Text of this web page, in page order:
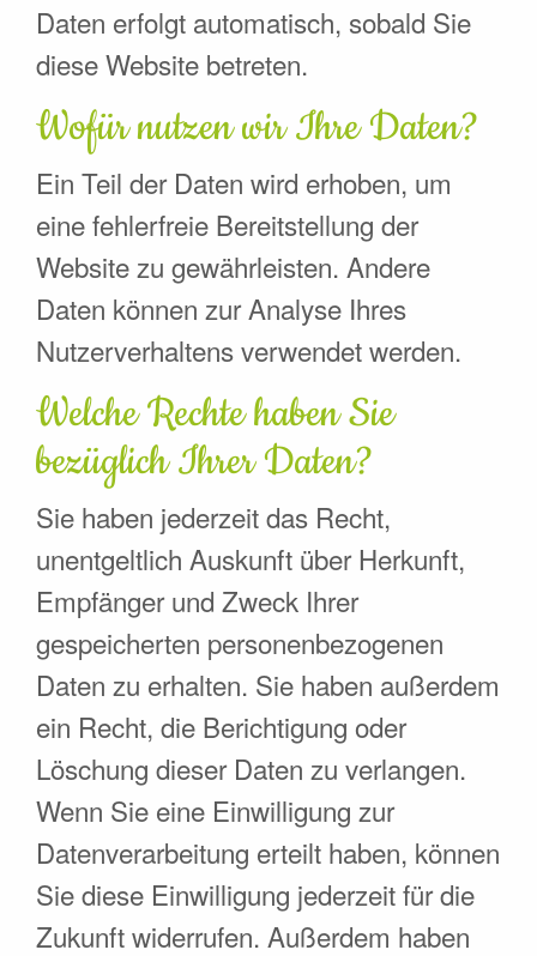
Daten erfolgt automatisch, sobald Sie
diese Website betreten.
Wofür nutzen wir Ihre Daten?
Ein Teil der Daten wird erhoben, um
eine fehlerfreie Bereitstellung der
Website zu gewährleisten. Andere
Daten können zur Analyse Ihres
Nutzerverhaltens verwendet werden.
Welche Rechte haben Sie
bezüglich Ihrer Daten?
Sie haben jederzeit das Recht,
unentgeltlich Auskunft über Herkunft,
Empfänger und Zweck Ihrer
gespeicherten personenbezogenen
Daten zu erhalten. Sie haben außerdem
ein Recht, die Berichtigung oder
Löschung dieser Daten zu verlangen.
Wenn Sie eine Einwilligung zur
Datenverarbeitung erteilt haben, können
Sie diese Einwilligung jederzeit für die
Zukunft widerrufen. Außerdem haben